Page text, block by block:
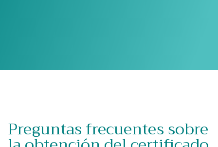
Preguntas frecuentes sobre